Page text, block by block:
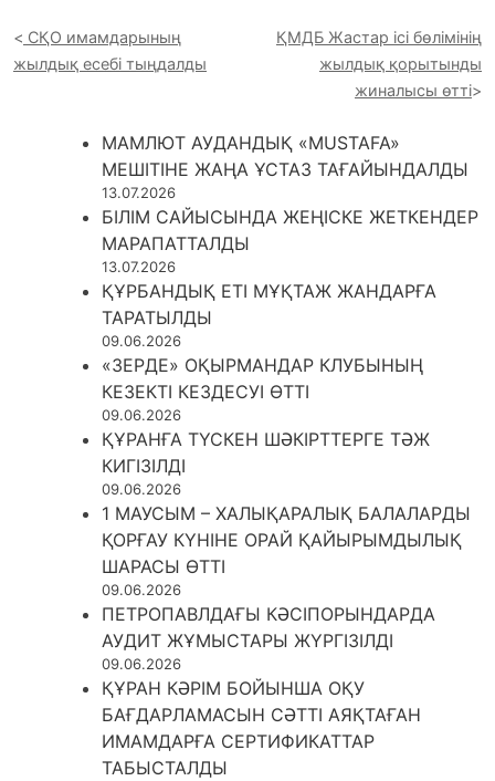
СҚО имамдарының
жылдық есебі тыңдалды
ҚМДБ Жастар ісі бөлімінің
жылдық қорытынды
жиналысы өтті
МАМЛЮТ АУДАНДЫҚ «MUSTAFA»
МЕШІТІНЕ ЖАҢА ҰСТАЗ ТАҒАЙЫНДАЛДЫ
13.07.2026
БІЛІМ САЙЫСЫНДА ЖЕҢІСКЕ ЖЕТКЕНДЕР
МАРАПАТТАЛДЫ
13.07.2026
ҚҰРБАНДЫҚ ЕТІ МҰҚТАЖ ЖАНДАРҒА
ТАРАТЫЛДЫ
09.06.2026
«ЗЕРДЕ» ОҚЫРМАНДАР КЛУБЫНЫҢ
КЕЗЕКТІ КЕЗДЕСУІ ӨТТІ
09.06.2026
ҚҰРАНҒА ТҮСКЕН ШӘКІРТТЕРГЕ ТӘЖ
КИГІЗІЛДІ
09.06.2026
1 МАУСЫМ – ХАЛЫҚАРАЛЫҚ БАЛАЛАРДЫ
ҚОРҒАУ КҮНІНЕ ОРАЙ ҚАЙЫРЫМДЫЛЫҚ
ШАРАСЫ ӨТТІ
09.06.2026
ПЕТРОПАВЛДАҒЫ КӘСІПОРЫНДАРДА
АУДИТ ЖҰМЫСТАРЫ ЖҮРГІЗІЛДІ
09.06.2026
ҚҰРАН КӘРІМ БОЙЫНША ОҚУ
БАҒДАРЛАМАСЫН СӘТТІ АЯҚТАҒАН
ИМАМДАРҒА СЕРТИФИКАТТАР
ТАБЫСТАЛДЫ